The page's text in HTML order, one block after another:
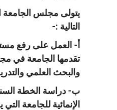
يتولى مجلس الجامعة
التالية :-
أ- العمل على رفع
تقدمها الجامعة في
والبحث العلمي
ب- دراسة الخطة
الإنمائية للجامعة